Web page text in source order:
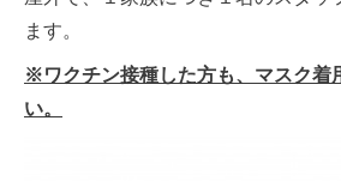
ます。
※ワクチン接種した方も、マスク着
い。